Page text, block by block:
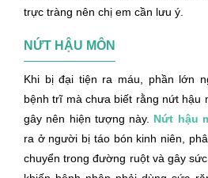
trực tràng nên chị em cần lưu ý.
NỨT HẬU MÔN
Khi bị đại tiện ra máu, phần lớn
bệnh trĩ mà chưa biết rằng nứt hậu
gây nên hiện tượng này. Nứt hậu
ra ở người bị táo bón kinh niên,
chuyển trong đường ruột và gây